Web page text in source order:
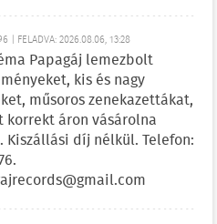
| FELADVA: 2026.08.06, 13:28
Papagáj lemezbolt
kis és nagy
műsoros zenekazettákat,
korrekt áron vásárolna
Kiszállási díj nélkül. Telefon: